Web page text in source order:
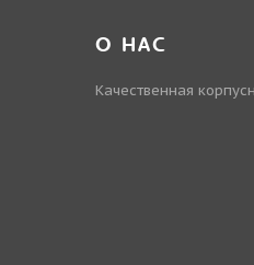
О НАС
Качественная